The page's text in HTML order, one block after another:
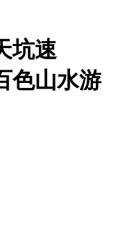
坑速
色山水游